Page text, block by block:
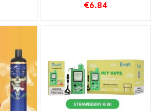
€6.84